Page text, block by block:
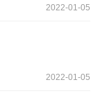
2022-01-05
2022-01-05